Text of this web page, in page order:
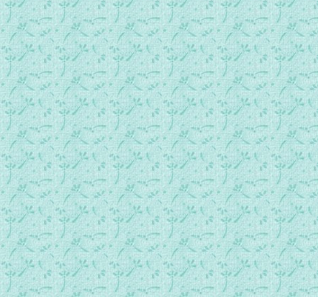
卷1-37 勤领圣体的劝谕.mp3
卷1-38 有信德的人.mp3
卷1-39 人类真正的利益.mp3
卷1-40 天上的愿望.mp3
卷1-41 挣得赏报.mp3
卷1-42 追求天主不容自私.mp3
卷1-43 人们每日的磨难.mp3
卷1-44 诱惑人人难免.mp3
卷1-45 无时无地无诱惑.mp3
卷1-46 诱惑的两个内在因素.mp3
卷1-47 诱惑的发展.mp3
卷1-48 面对诱惑.mp3